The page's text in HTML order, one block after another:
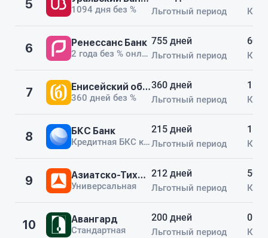
5 1094 дня без % Льготный период
6 Ренессанс Банк
2 года без % онлайн
755 дней
Льготный период
600
7 Енисейский объединенный Банк
360 дней без %
360 дней
Льготный период
1
8 БКС Банк
Кредитная БКС карта 215 дней
215 дней
Льготный период
1
9 Азиатско-Тихоокеанский Банк
Универсальная
212 дней
Льготный период
500
10 Авангард
Стандартная
200 дней
Льготный период
0 ₽